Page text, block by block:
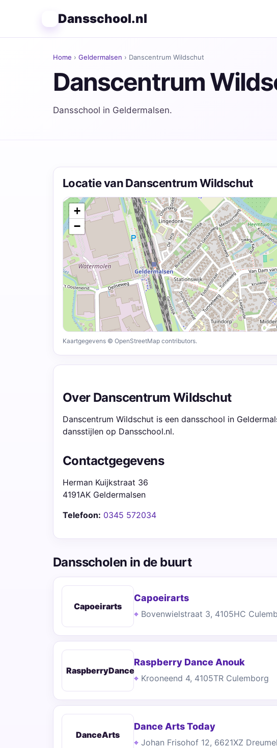
Dansschool.nl
Home › Geldermalsen › Danscentrum Wildschut
Danscentrum
Dansschool in Geldermalsen.
Locatie van Danscentrum Wildschut
+
−
Kaartgegevens © OpenStreetMap contributors.
Over Danscentrum Wildschut
Danscentrum Wildschut is een dansschool in
dansstijlen op Dansschool.nl.
Contactgegevens
Herman Kuijkstraat 36
4191AK Geldermalsen
Telefoon: 0345 572034
Dansscholen in de buurt
Capoeirarts
Capoeirarts
Bovenwielstraat 3, 4105HC
RaspberryDance
Raspberry Dance Anouk
Krooneend 4, 4105TR Culemborg
DanceArts
Dance Arts Today
Johan Frisohof 12, 6621XZ Dreumel